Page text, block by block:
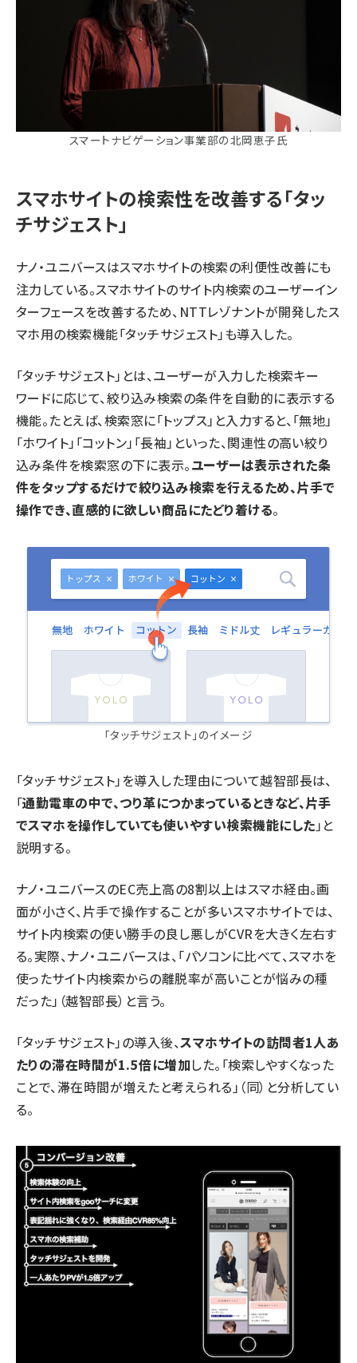
スマートナビゲーション事業部の北岡恵子氏
スマホサイトの検索性を改善する「タッ
チサジェスト」
ナノ・ユニバースはスマホサイトの検索の利便性改善にも
注力している。スマホサイトのサイト内検索のユーザーイン
ターフェースを改善するため、NTTレゾナントが開発したス
マホ用の検索機能「タッチサジェスト」も導入した。
「タッチサジェスト」とは、ユーザーが入力した検索キー
ワードに応じて、絞り込み検索の条件を自動的に表示する
機能。たとえば、検索窓に「トップス」と入力すると、「無地」
「ホワイト」「コットン」「長袖」といった、関連性の高い絞り
込み条件を検索窓の下に表示。ユーザーは表示された条
件をタップするだけで絞り込み検索を行えるため、片手で
操作でき、直感的に欲しい商品にたどり着ける。
「タッチサジェスト」のイメージ
「タッチサジェスト」を導入した理由について越智部長は、
「通勤電車の中で、つり革につかまっているときなど、片手
でスマホを操作していても使いやすい検索機能にした」と
説明する。
ナノ・ユニバースのEC売上高の8割以上はスマホ経由。画
面が小さく、片手で操作することが多いスマホサイトでは、
サイト内検索の使い勝手の良し悪しがCVRを大きく左右す
る。実際、ナノ・ユニバースは、「パソコンに比べて、スマホを
使ったサイト内検索からの離脱率が高いことが悩みの種
だった」（越智部長）と言う。
「タッチサジェスト」の導入後、スマホサイトの訪問者1人あ
たりの滞在時間が1.5倍に増加した。「検索しやすくなった
ことで、滞在時間が増えたと考えられる」（同）と分析してい
る。